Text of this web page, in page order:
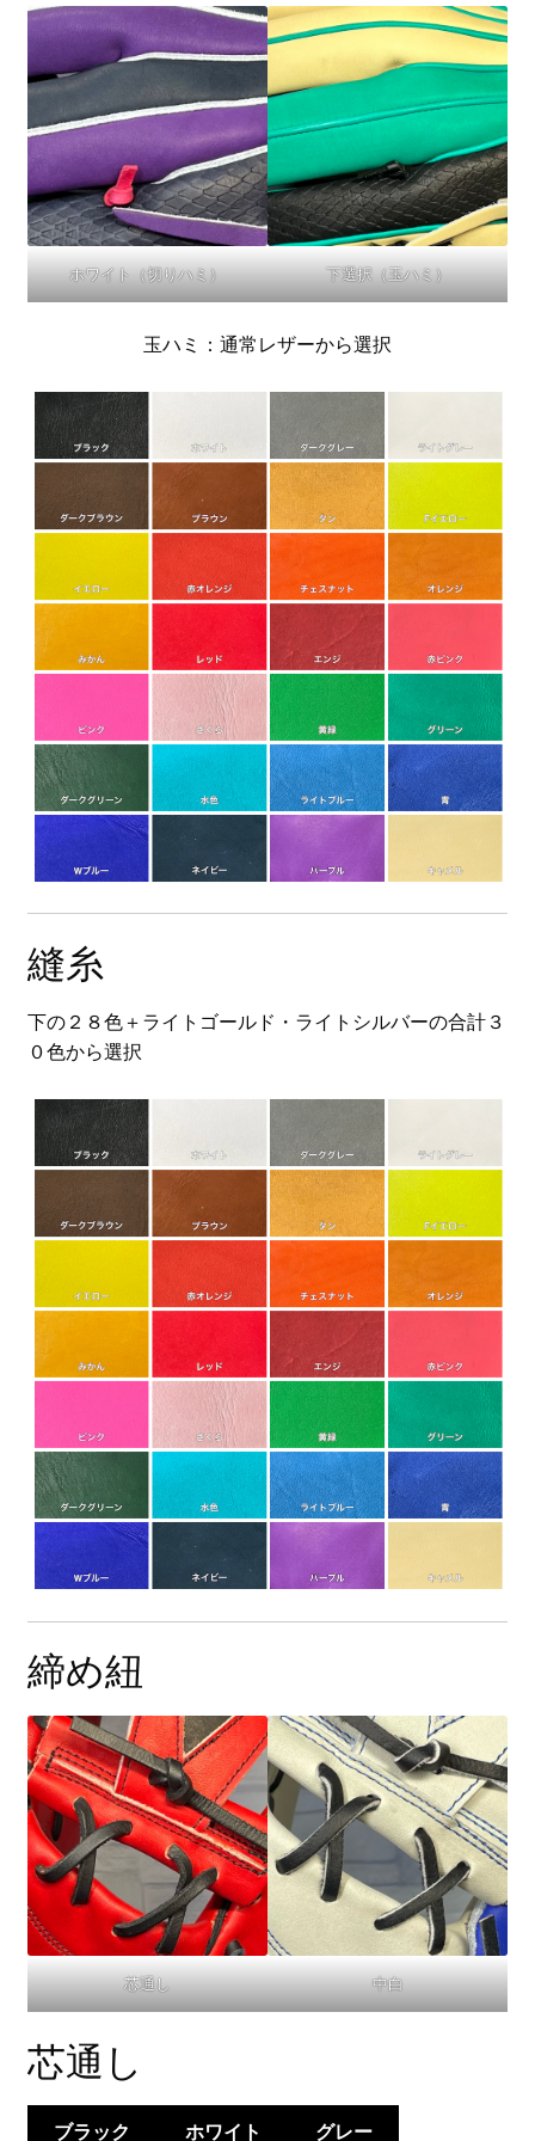
ホワイト（切りハミ） 下選択（玉ハミ）
玉ハミ：通常レザーから選択
縫糸
下の２８色＋ライトゴールド・ライトシルバーの合計３
０色から選択
締め紐
芯通し 中白
芯通し
ブラック ホワイト グレー